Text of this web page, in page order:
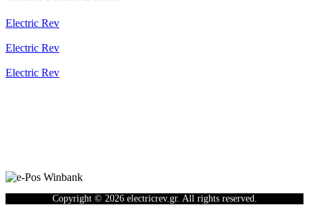
Electric Rev
Electric Rev
Electric Rev
Copyright © 2026 electricrev.gr. All rights reserved.